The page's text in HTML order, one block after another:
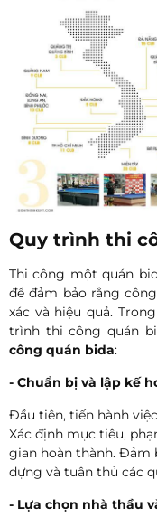
Quy trình thi
Thi công một quán
để đảm bảo rằng
xác và hiệu quả.
trình thi công quán
công quán bida:
- Chuẩn bị và lập kế
Đầu tiên, tiến hành
Xác định mục tiêu,
gian hoàn thành. Đảm
dựng và tuân thủ các
- Lựa chọn nhà thầu